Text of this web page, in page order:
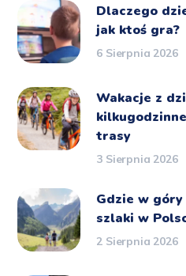
Dlaczego
jak ktoś gra?
6 Sierpnia 2026
Wakacje z
trasy
3 Sierpnia 2026
Gdzie w góry
szlaki w
2 Sierpnia 2026